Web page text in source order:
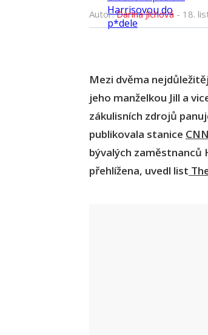
Autor:Darina Jíchová - 18.
Mezi dvěma
jeho manželkou Jill a
zákulisních zdrojů
publikovala stanice CNN
bývalých zaměstnanců
přehlížena, uvedl list